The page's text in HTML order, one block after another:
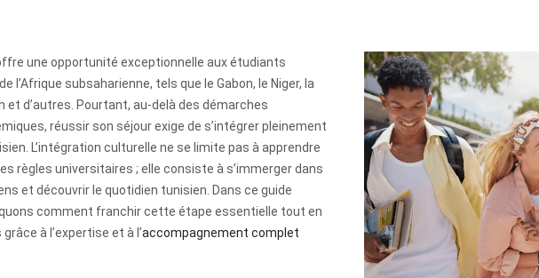
une opportunité exceptionnelle aux étudiants
l’Afrique subsaharienne, tels que le Gabon, le Niger, la
et d’autres. Pourtant, au-delà des démarches
réussir son séjour exige de s’intégrer pleinement
L’intégration culturelle ne se limite pas à apprendre
règles universitaires ; elle consiste à s’immerger dans
et découvrir le quotidien tunisien. Dans ce guide
comment franchir cette étape essentielle tout en
à l’expertise et à l’accompagnement complet